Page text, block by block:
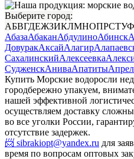
Выберите город:
АБВГДЕЖЗИКЛМНОПРСТУФ
АбазаАбаканАбдулиноАбинск
ДовуракАксайАлагир
СахалинскийАлексеевка
СудженскАниваАпатиты
Купить Морские водоросли
городбережно упакуем,
нашей эффективной
осуществляем доставку
во все уголки России,
отсутствие задержек.
📨 sibrakiopt@yandex.ru для
время по вопросам оптовых